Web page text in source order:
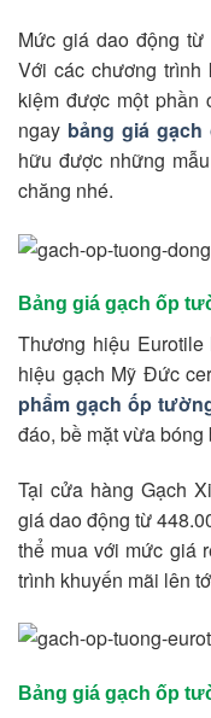
Mức giá dao động từ
Với các chương trình
kiệm được một phần
ngay bảng giá
hữu được những
chăng nhé.
Bảng giá gạch ốp
Thương hiệu
hiệu gạch Mỹ Đức
phẩm gạch ốp
đáo, bề mặt vừa
Tại cửa hàng Gạch
giá dao động từ
thể mua với mức giá
trình khuyến mãi lên
Bảng giá gạch ốp